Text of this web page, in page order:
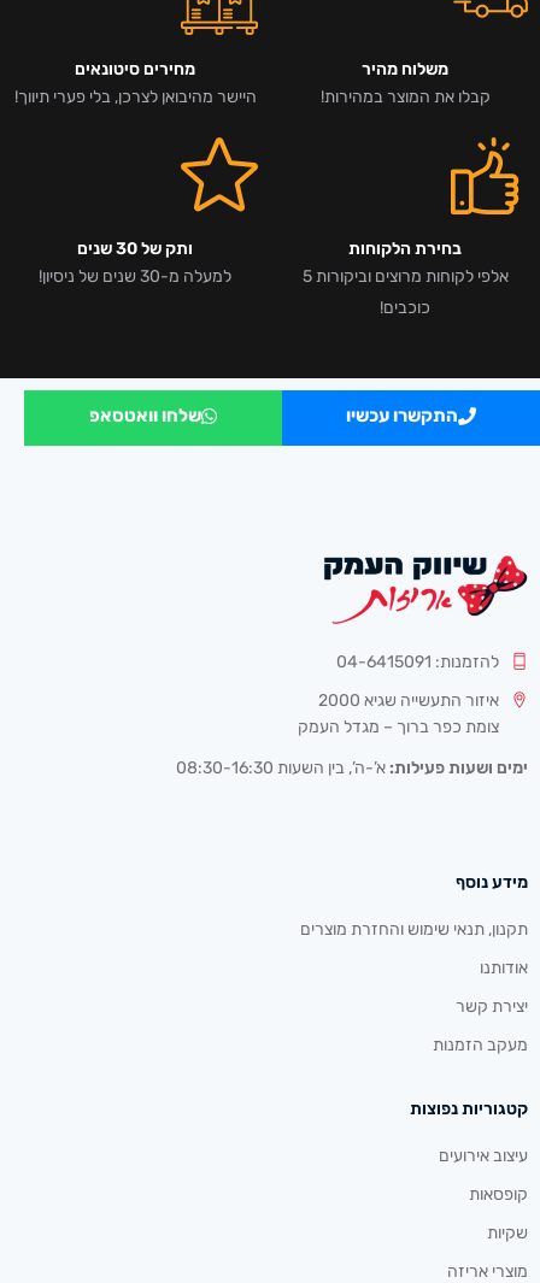
משלוח מהיר
קבלו את המוצר במהירות!
מחירים סיטונאים
היישר מהיבואן לצרכן, בלי פערי תיווך!
בחירת הלקוחות
אלפי לקוחות מרוצים וביקורות 5
כוכבים!
ותק של 30 שנים
למעלה מ-30 שנים של ניסיון!
התקשרו עכשיו שלחו וואטסאפ
להזמנות: 04-6415091
איזור התעשייה שגיא 2000
צומת כפר ברוך – מגדל העמק
ימים ושעות פעילות: א’-ה’, בין השעות 08:30-16:30
מידע נוסף
תקנון, תנאי שימוש והחזרת מוצרים
אודותנו
יצירת קשר
מעקב הזמנות
קטגוריות נפוצות
עיצוב אירועים
קופסאות
שקיות
מוצרי אריזה